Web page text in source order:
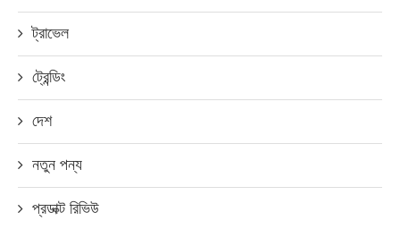
ট্রাভেল
ট্রেন্ডিং
দেশ
নতুন পন্য
প্রডাক্ট রিভিউ